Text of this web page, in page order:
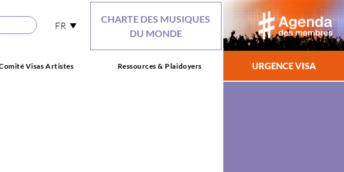
FR
CHARTE DES MUSIQUES
DU MONDE
Visas Artistes Ressources & Plaidoyers URGENCE VISA